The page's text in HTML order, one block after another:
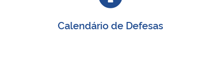
Calendário de Defesas